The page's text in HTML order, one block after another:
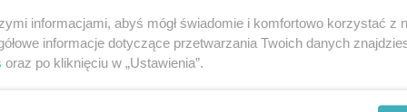
na krzewie może ograniczyć kolejne kwitnienie
i nie musi już tworzyć nowych kwiatów.
traci energii na rozwój owoców i u odmian
informacjami, abyś mógł świadomie i komfortowo korzystać z
informacje dotyczące przetwarzania Twoich danych
oraz po kliknięciu w „Ustawienia”.